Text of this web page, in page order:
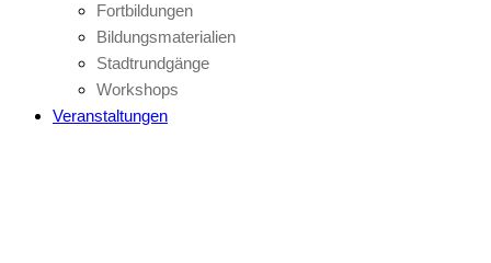
Fortbildungen
Bildungsmaterialien
Stadtrundgänge
Workshops
Veranstaltungen